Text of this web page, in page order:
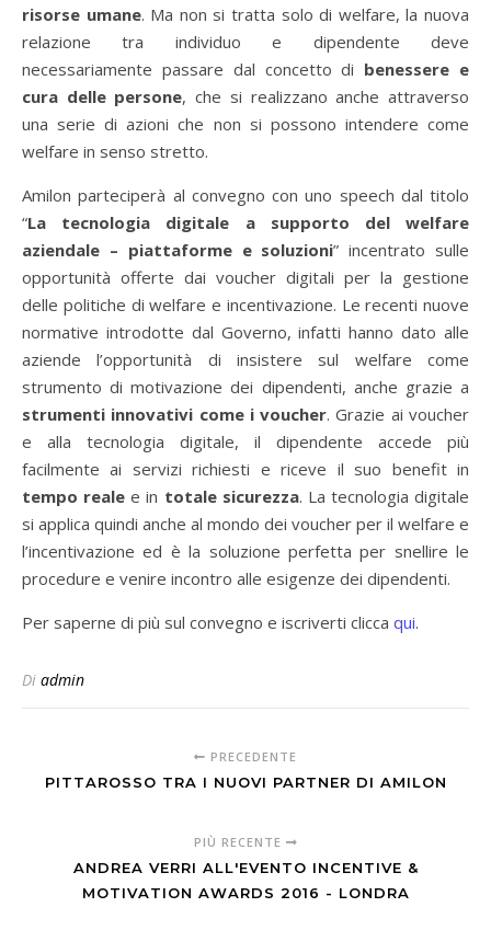
risorse umane. Ma non si tratta solo di welfare, la nuova
relazione tra individuo e dipendente deve
necessariamente passare dal concetto di benessere e
cura delle persone, che si realizzano anche attraverso
una serie di azioni che non si possono intendere come
welfare in senso stretto.
Amilon parteciperà al convegno con uno speech dal titolo
“La tecnologia digitale a supporto del welfare
aziendale – piattaforme e soluzioni” incentrato sulle
opportunità offerte dai voucher digitali per la gestione
delle politiche di welfare e incentivazione. Le recenti nuove
normative introdotte dal Governo, infatti hanno dato alle
aziende l’opportunità di insistere sul welfare come
strumento di motivazione dei dipendenti, anche grazie a
strumenti innovativi come i voucher. Grazie ai voucher
e alla tecnologia digitale, il dipendente accede più
facilmente ai servizi richiesti e riceve il suo benefit in
tempo reale e in totale sicurezza. La tecnologia digitale
si applica quindi anche al mondo dei voucher per il welfare e
l’incentivazione ed è la soluzione perfetta per snellire le
procedure e venire incontro alle esigenze dei dipendenti.
Per saperne di più sul convegno e iscriverti clicca qui.
Di admin
PRECEDENTE
PITTAROSSO TRA I NUOVI PARTNER DI AMILON
PIÙ RECENTE
ANDREA VERRI ALL'EVENTO INCENTIVE &
MOTIVATION AWARDS 2016 - LONDRA